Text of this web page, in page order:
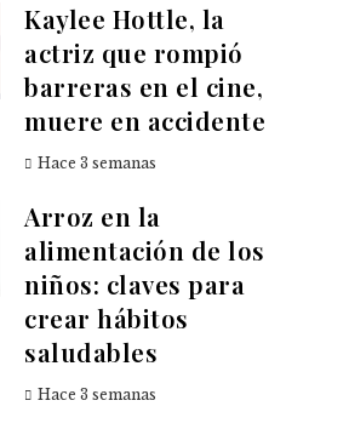
Kaylee Hottle, la
actriz que rompió
barreras en el cine,
muere en accidente
Hace 3 semanas
Arroz en la
alimentación de los
niños: claves para
crear hábitos
saludables
Hace 3 semanas